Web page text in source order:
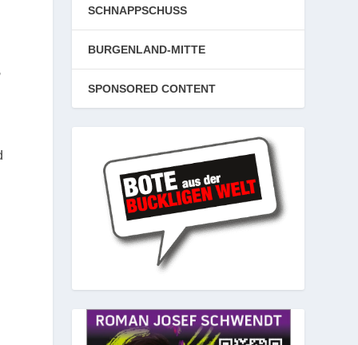
SCHNAPPSCHUSS
BURGENLAND-MITTE
SPONSORED CONTENT